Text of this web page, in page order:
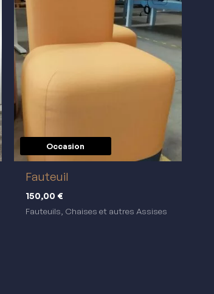
Occasion
réemploi
Fauteuil
150,00 €
Fauteuils, Chaises et autres Assises